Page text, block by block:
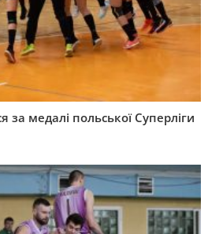
за медалі польської Суперліги